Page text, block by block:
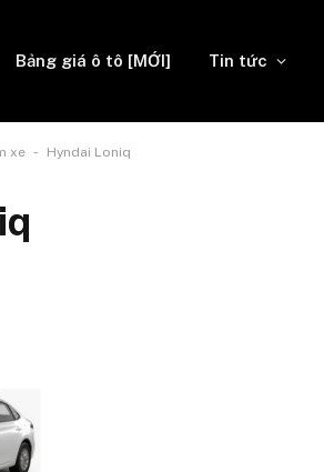
Bảng giá ô tô [MỚI] Tin tức
xe - Hyndai Loniq